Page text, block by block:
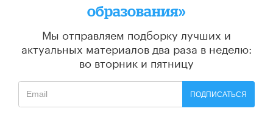
образования»
Мы отправляем подборку лучших и
актуальных материалов два раза в неделю:
во вторник и пятницу
ПОДПИСАТЬСЯ